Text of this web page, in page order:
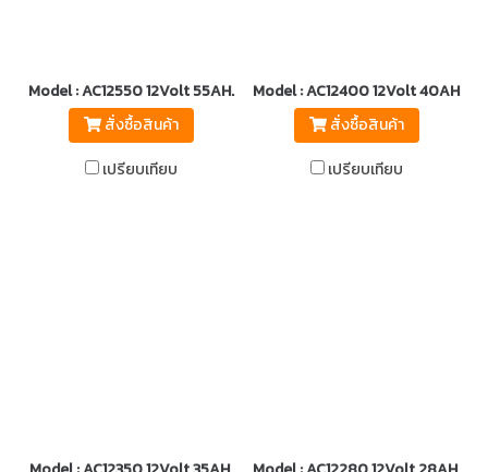
Model : AC12550 12Volt 55AH.
สั่งซื้อสินค้า
เปรียบเทียบ
Model : AC12400 12Volt 40AH.
สั่งซื้อสินค้า
เปรียบเทียบ